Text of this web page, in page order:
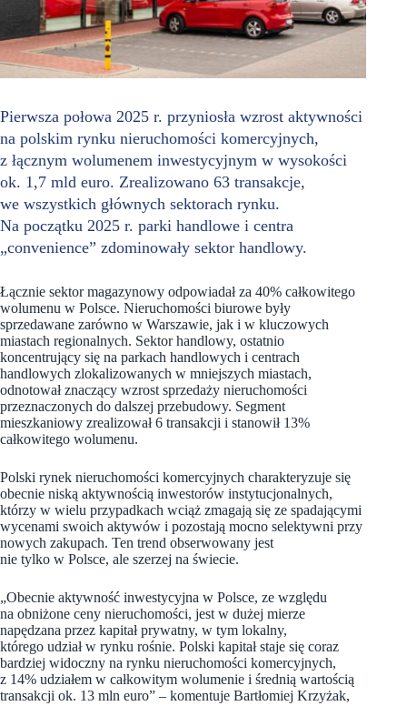
Pierwsza połowa 2025 r. przyniosła wzrost aktywności
na polskim rynku nieruchomości komercyjnych,
z łącznym wolumenem inwestycyjnym w wysokości
ok. 1,7 mld euro. Zrealizowano 63 transakcje,
we wszystkich głównych sektorach rynku.
Na początku 2025 r. parki handlowe i centra
„convenience” zdominowały sektor handlowy.
Łącznie sektor magazynowy odpowiadał za 40% całkowitego
wolumenu w Polsce. Nieruchomości biurowe były
sprzedawane zarówno w Warszawie, jak i w kluczowych
miastach regionalnych. Sektor handlowy, ostatnio
koncentrujący się na parkach handlowych i centrach
handlowych zlokalizowanych w mniejszych miastach,
odnotował znaczący wzrost sprzedaży nieruchomości
przeznaczonych do dalszej przebudowy. Segment
mieszkaniowy zrealizował 6 transakcji i stanowił 13%
całkowitego wolumenu.
Polski rynek nieruchomości komercyjnych charakteryzuje się
obecnie niską aktywnością inwestorów instytucjonalnych,
którzy w wielu przypadkach wciąż zmagają się ze spadającymi
wycenami swoich aktywów i pozostają mocno selektywni przy
nowych zakupach. Ten trend obserwowany jest
nie tylko w Polsce, ale szerzej na świecie.
„Obecnie aktywność inwestycyjna w Polsce, ze względu
na obniżone ceny nieruchomości, jest w dużej mierze
napędzana przez kapitał prywatny, w tym lokalny,
którego udział w rynku rośnie. Polski kapitał staje się coraz
bardziej widoczny na rynku nieruchomości komercyjnych,
z 14% udziałem w całkowitym wolumenie i średnią wartością
transakcji ok. 13 mln euro” – komentuje Bartłomiej Krzyżak,